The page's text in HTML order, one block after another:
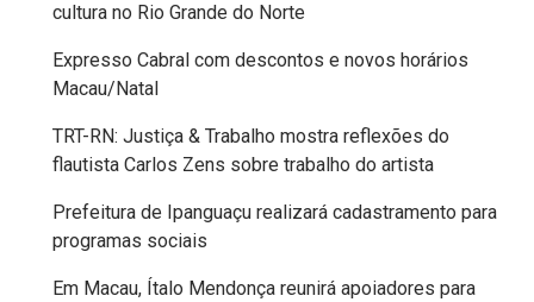
EMANCIPAÇÃO
POLÍTICA
EMPREENDIMENTO
ENTREVISTA
ESPORTE
cultura no Rio Grande do Norte
Expresso Cabral com descontos e novos horários
Macau/Natal
TRT-RN: Justiça & Trabalho mostra reflexões do
flautista Carlos Zens sobre trabalho do artista
Prefeitura de Ipanguaçu realizará cadastramento para
programas sociais
Em Macau, Ítalo Mendonça reunirá apoiadores para